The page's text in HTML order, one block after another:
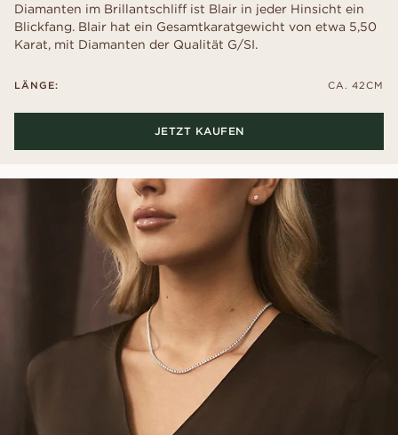
Diamanten im Brillantschliff ist Blair in jeder Hinsicht ein
Blickfang. Blair hat ein Gesamtkaratgewicht von etwa 5,50
Karat, mit Diamanten der Qualität G/SI.
LÄNGE: CA. 42CM
JETZT KAUFEN